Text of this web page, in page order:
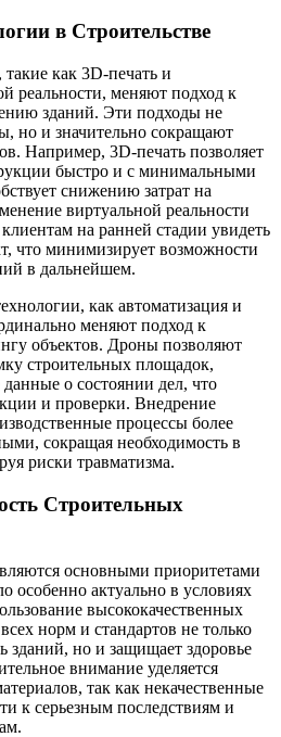
в Строительстве
как 3D-печать и
реальности, меняют подход к
зданий. Эти подходы не
но и значительно сокращают
Например, 3D-печать позволяет
быстро и с минимальными
снижению затрат на
виртуальной реальности
на ранней стадии увидеть
что минимизирует возможности
в дальнейшем.
как автоматизация и
меняют подход к
объектов. Дроны позволяют
строительных площадок,
о состоянии дел, что
и проверки. Внедрение
процессы более
сокращая необходимость в
риски травматизма.
Строительных
основными приоритетами
особенно актуально в условиях
высококачественных
норм и стандартов не только
зданий, но и защищает здоровье
внимание уделяется
так как некачественные
к серьезным последствиям и